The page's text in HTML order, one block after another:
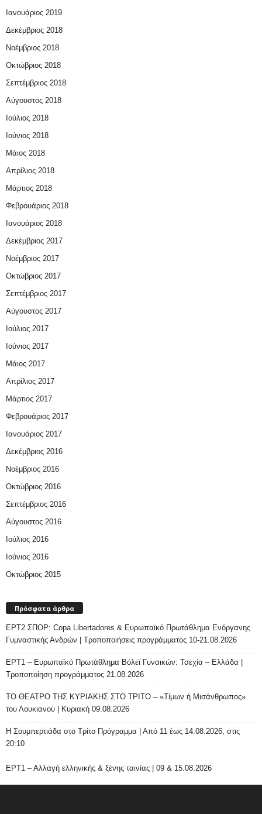
Ιανουάριος 2019
Δεκέμβριος 2018
Νοέμβριος 2018
Οκτώβριος 2018
Σεπτέμβριος 2018
Αύγουστος 2018
Ιούλιος 2018
Ιούνιος 2018
Μάιος 2018
Απρίλιος 2018
Μάρτιος 2018
Φεβρουάριος 2018
Ιανουάριος 2018
Δεκέμβριος 2017
Νοέμβριος 2017
Οκτώβριος 2017
Σεπτέμβριος 2017
Αύγουστος 2017
Ιούλιος 2017
Ιούνιος 2017
Μάιος 2017
Απρίλιος 2017
Μάρτιος 2017
Φεβρουάριος 2017
Ιανουάριος 2017
Δεκέμβριος 2016
Νοέμβριος 2016
Οκτώβριος 2016
Σεπτέμβριος 2016
Αύγουστος 2016
Ιούλιος 2016
Ιούνιος 2016
Οκτώβριος 2015
Πρόσφατα άρθρα
ΕΡΤ2 ΣΠΟΡ: Copa Libertadores & Ευρωπαϊκό Πρωτάθλημα Ενόργανης
Γυμναστικής Ανδρών | Τροποποιήσεις προγράμματος 10-21.08.2026
ΕΡΤ1 – Ευρωπαϊκό Πρωτάθλημα Βόλεϊ Γυναικών: Τσεχία – Ελλάδα |
Τροποποίηση προγράμματος 21.08.2026
ΤΟ ΘΕΑΤΡΟ ΤΗΣ ΚΥΡΙΑΚΗΣ ΣΤΟ ΤΡΙΤΟ – «Τίμων ή Μισάνθρωπος»
του Λουκιανού | Κυριακή 09.08.2026
H Σουμπερτιάδα στο Τρίτο Πρόγραμμα | Από 11 έως 14.08.2026, στις
20:10
ΕΡΤ1 – Αλλαγή ελληνικής & ξένης ταινίας | 09 & 15.08.2026